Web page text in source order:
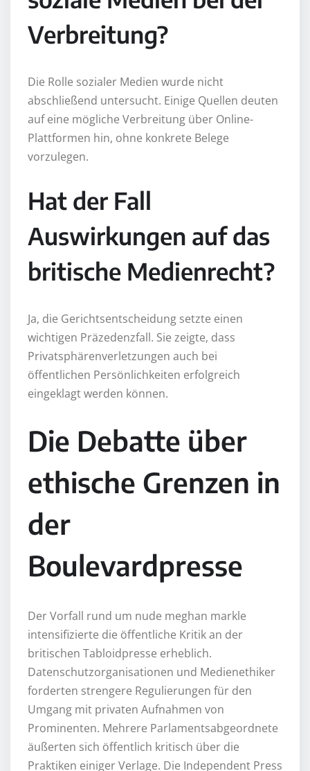
Verbreitung?
Die Rolle sozialer Medien wurde nicht
abschließend untersucht. Einige Quellen deuten
auf eine mögliche Verbreitung über Online-
Plattformen hin, ohne konkrete Belege
vorzulegen.
Hat der Fall
Auswirkungen auf das
britische Medienrecht?
Ja, die Gerichtsentscheidung setzte einen
wichtigen Präzedenzfall. Sie zeigte, dass
Privatsphärenverletzungen auch bei
öffentlichen Persönlichkeiten erfolgreich
eingeklagt werden können.
Die Debatte über
ethische Grenzen in
der
Boulevardpresse
Der Vorfall rund um nude meghan markle
intensifizierte die öffentliche Kritik an der
britischen Tabloidpresse erheblich.
Datenschutzorganisationen und Medienethiker
forderten strengere Regulierungen für den
Umgang mit privaten Aufnahmen von
Prominenten. Mehrere Parlamentsabgeordnete
äußerten sich öffentlich kritisch über die
Praktiken einiger Verlage. Die Independent Press